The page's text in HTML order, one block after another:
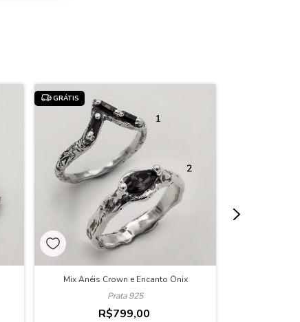
GRÁTIS
Mix Anéis Crown e Encanto Ônix
Prata 925
R$799,00